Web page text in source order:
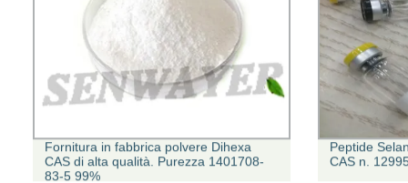
Fornitura in fabbrica polvere Dihexa
CAS di alta qualità. Purezza 1401708-
83-5 99%
Peptide
CAS n.